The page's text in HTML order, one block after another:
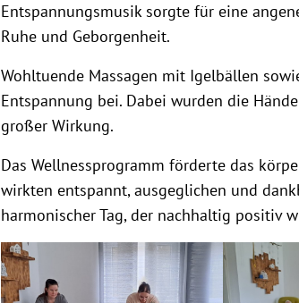
Entspannungsmusik sorgte für eine
Ruhe und Geborgenheit.
Wohltuende Massagen mit Igelbällen
Entspannung bei. Dabei wurden die
großer Wirkung.
Das Wellnessprogramm förderte das
wirkten entspannt, ausgeglichen und
harmonischer Tag, der nachhaltig positiv